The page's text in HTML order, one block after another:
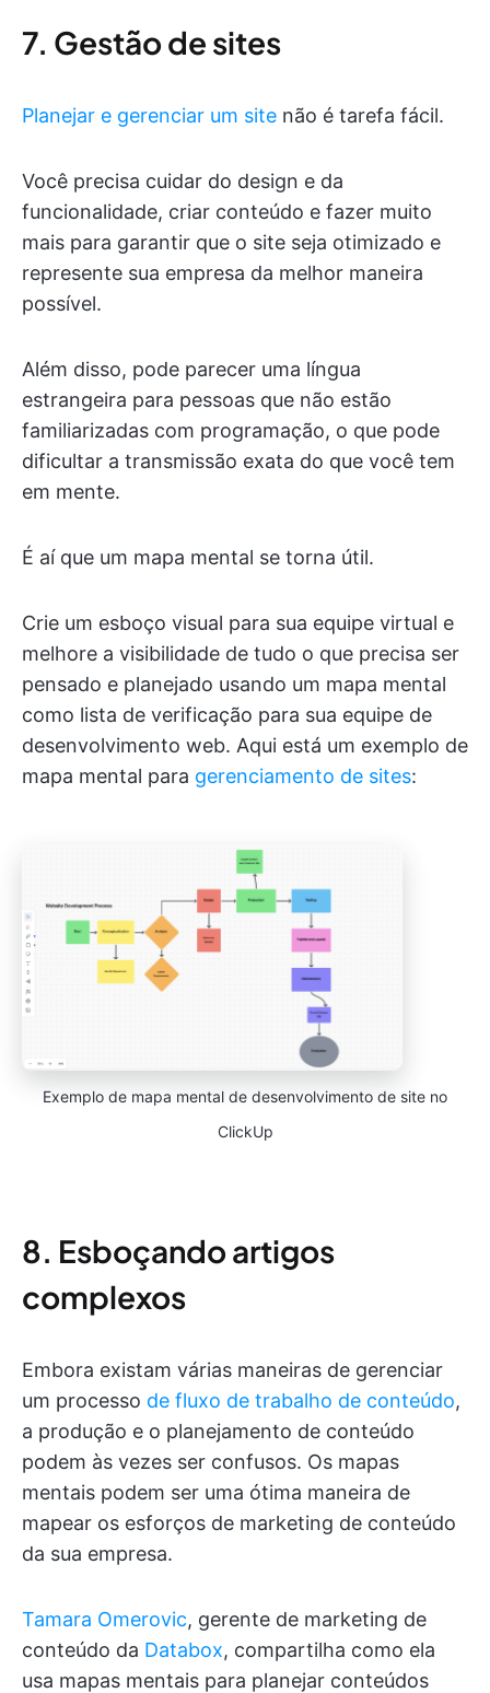
7. Gestão de sites
Planejar e gerenciar um site não é tarefa fácil.
Você precisa cuidar do design e da
funcionalidade, criar conteúdo e fazer muito
mais para garantir que o site seja otimizado e
represente sua empresa da melhor maneira
possível.
Além disso, pode parecer uma língua
estrangeira para pessoas que não estão
familiarizadas com programação, o que pode
dificultar a transmissão exata do que você tem
em mente.
É aí que um mapa mental se torna útil.
Crie um esboço visual para sua equipe virtual e
melhore a visibilidade de tudo o que precisa ser
pensado e planejado usando um mapa mental
como lista de verificação para sua equipe de
desenvolvimento web. Aqui está um exemplo de
mapa mental para gerenciamento de sites:
Exemplo de mapa mental de desenvolvimento de site no
ClickUp
8. Esboçando artigos
complexos
Embora existam várias maneiras de gerenciar
um processo de fluxo de trabalho de conteúdo,
a produção e o planejamento de conteúdo
podem às vezes ser confusos. Os mapas
mentais podem ser uma ótima maneira de
mapear os esforços de marketing de conteúdo
da sua empresa.
Tamara Omerovic, gerente de marketing de
conteúdo da Databox, compartilha como ela
usa mapas mentais para planejar conteúdos